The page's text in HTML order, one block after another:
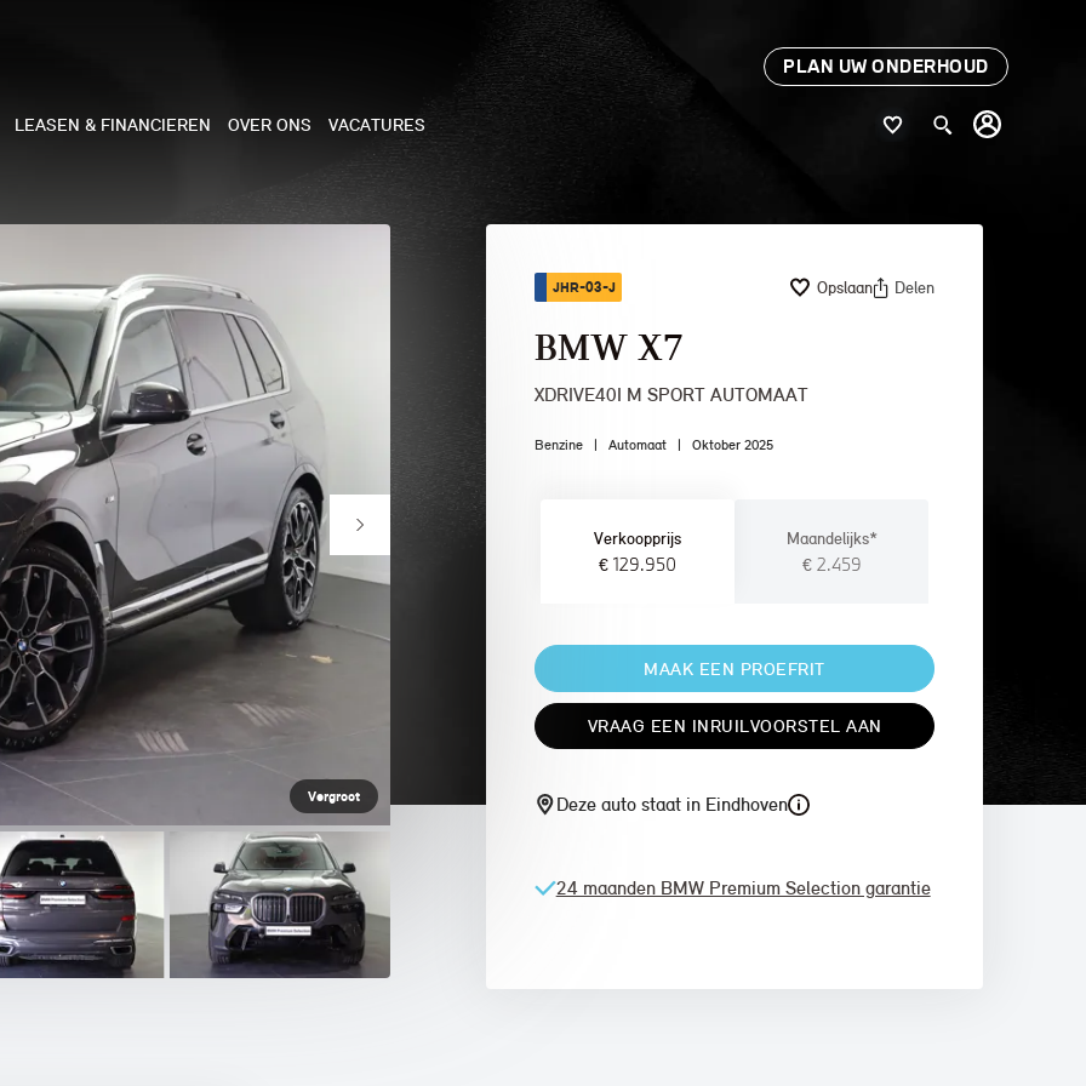
PLAN UW ONDERHOUD
3-DEURS
CABRIO
5-DEURS
COOPER WORKS
SMITH EDITION
LEASEN & FINANCIEREN OVER ONS VACATURES
Vergroot
JHR-03-J Opslaan Delen
BMW X7
XDRIVE40I M SPORT AUTOMAAT
Benzine | Automaat | Oktober 2025
Verkoopprijs
€ 129.950
Maandelijks*
€ 2.459
MAAK EEN PROEFRIT
VRAAG EEN INRUILVOORSTEL AAN
Deze auto staat in Eindhoven
24 maanden BMW Premium Selection garantie